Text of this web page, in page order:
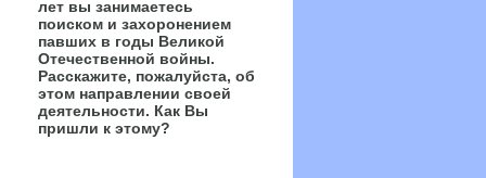
лет вы занимаетесь
поиском и захоронением
павших в годы Великой
Отечественной войны.
Расскажите, пожалуйста, об
этом направлении своей
деятельности. Как Вы
пришли к этому?